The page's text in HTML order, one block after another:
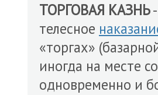
ТОРГОВАЯ КАЗНЬ
телесное
«торгах»
иногда на месте
одновременно и